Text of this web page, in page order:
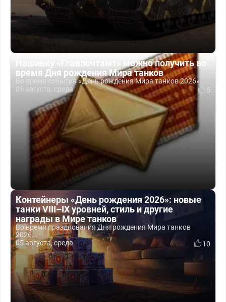
Нашивку «Главпочтамт» можно получить во
время Дня рождения Мира танков
Во время события «День рождения Мира танков 2026»...
05 августа, среда
5
Контейнеры «День рождения 2026»: новые
танки VIII–IX уровней, стиль и другие
награды в Мире танков
Во время празднования Дня рождения Мира танков
2026...
05 августа, среда
10